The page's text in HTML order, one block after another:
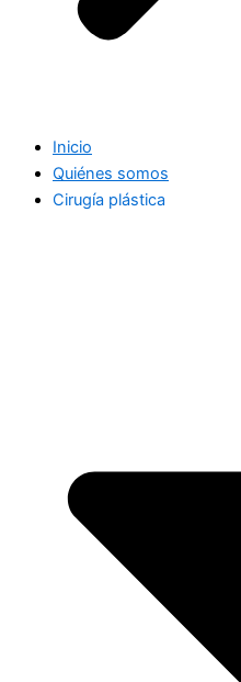
Inicio
Quiénes somos
Cirugía plástica